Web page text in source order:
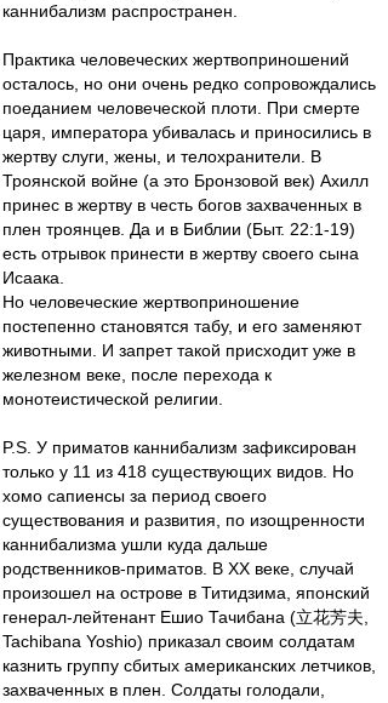
каннибализм распространен.
Практика человеческих жертвоприношений
осталось, но они очень редко сопровождались
поеданием человеческой плоти. При смерте
царя, императора убивалась и приносились в
жертву слуги, жены, и телохранители. В
Троянской войне (а это Бронзовой век) Ахилл
принес в жертву в честь богов захваченных в
плен троянцев. Да и в Библии (Быт. 22:1-19)
есть отрывок принести в жертву своего сына
Исаака.
Но человеческие жертвоприношение
постепенно становятся табу, и его заменяют
животными. И запрет такой присходит уже в
железном веке, после перехода к
монотеистической религии.
P.S. У приматов каннибализм зафиксирован
только у 11 из 418 существующих видов. Но
хомо сапиенсы за период своего
существования и развития, по изощренности
каннибализма ушли куда дальше
родственников-приматов. В ХХ веке, случай
произошел на острове в Титидзима, японский
генерал-лейтенант Ешио Тачибана (立花芳夫,
Tachibana Yoshio) приказал своим солдатам
казнить группу сбитых американских летчиков,
захваченных в плен. Солдаты голодали,